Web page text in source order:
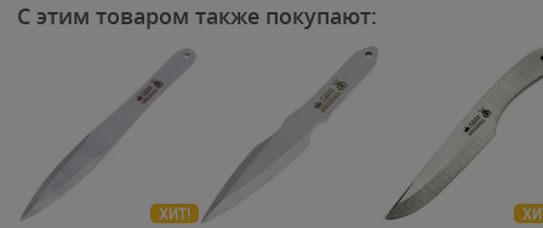
С этим товаром также покупают:
ХИТ!